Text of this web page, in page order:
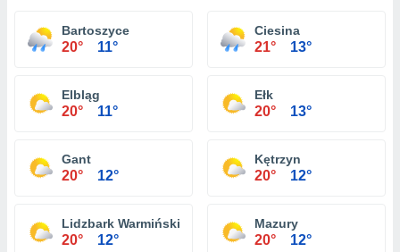
Bartoszyce
20° 11°
Ciesina
21° 13°
Elbląg
20° 11°
Ełk
20° 13°
Gant
20° 12°
Kętrzyn
20° 12°
Lidzbark Warmiński
20° 12°
Mazury
20° 12°